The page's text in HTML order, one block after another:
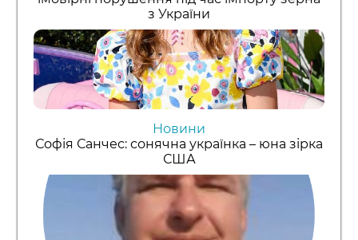
з України
Новини
Софія Санчес: сонячна українка – юна зірка
США